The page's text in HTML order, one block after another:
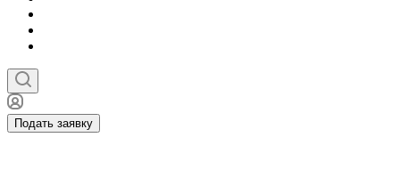
Подать заявку